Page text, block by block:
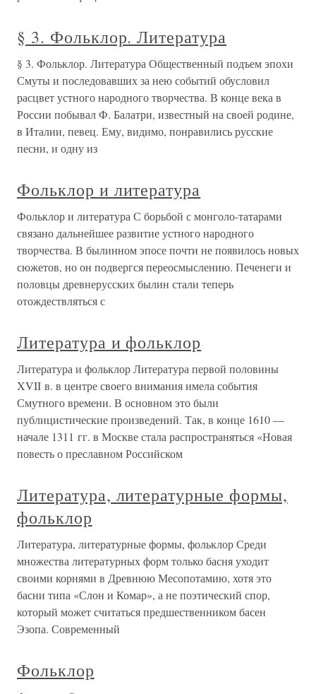
§ 3. Фольклор. Литература
§ 3. Фольклор. Литература Общественный подъем эпохи
Смуты и последовавших за нею событий обусловил
расцвет устного народного творчества. В конце века в
России побывал Ф. Балатри, известный на своей родине,
в Италии, певец. Ему, видимо, понравились русские
песни, и одну из
Фольклор и литература
Фольклор и литература С борьбой с монголо-татарами
связано дальнейшее развитие устного народного
творчества. В былинном эпосе почти не появилось новых
сюжетов, но он подвергся переосмыслению. Печенеги и
половцы древнерусских былин стали теперь
отождествляться с
Литература и фольклор
Литература и фольклор Литература первой половины
XVII в. в центре своего внимания имела события
Смутного времени. В основном это были
публицистические произведений. Так, в конце 1610 —
начале 1311 гг. в Москве стала распространяться «Новая
повесть о преславном Российском
Литература, литературные формы,
фольклор
Литература, литературные формы, фольклор Среди
множества литературных форм только басня уходит
своими корнями в Древнюю Месопотамию, хотя это
басни типа «Слон и Комар», а не поэтический спор,
который может считаться предшественником басен
Эзопа. Современный
Фольклор